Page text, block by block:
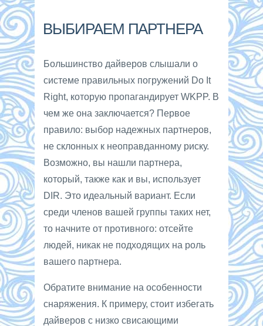
ВЫБИРАЕМ ПАРТНЕРА
Большинство дайверов слышали о
системе правильных погружений Do It
Right, которую пропагандирует WKPP. В
чем же она заключается? Первое
правило: выбор надежных партнеров,
не склонных к неоправданному риску.
Возможно, вы нашли партнера,
который, также как и вы, использует
DIR. Это идеальный вариант. Если
среди членов вашей группы таких нет,
то начните от противного: отсейте
людей, никак не подходящих на роль
вашего партнера.
Обратите внимание на особенности
снаряжения. К примеру, стоит избегать
дайверов с низко свисающими